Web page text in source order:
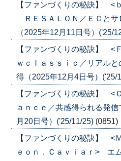
【ファンづくりの秘訣】
ＲＥＳＡＬＯＮ／ＥＣとサ
（2025年12月11日号）('25/
【ファンづくりの秘訣】 <
ｗｃｌａｓｓｉｃ／リアル
得（2025年12月4日号）('25/
【ファンづくりの秘訣】 <
ａｎｃｅ／共感得られる発
月20日号）('25/11/25) (0851)
【ファンづくりの秘訣】 <
ｅｏｎ．Ｃａｖｉａｒ> エ